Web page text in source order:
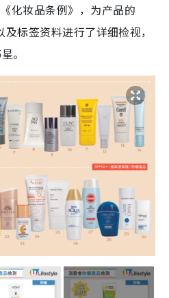
化妆品条例》，为产品的
标签资料进行了详细检视，
。